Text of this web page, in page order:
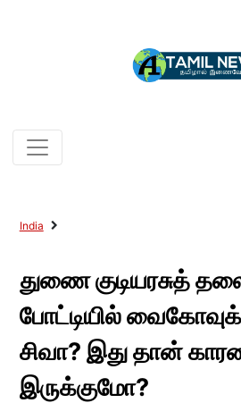
India
துணை குடியரசுத்
போட்டியில்
சிவா? இது தான்
இருக்குமோ?